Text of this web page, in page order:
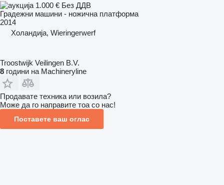
1.000 € Без ДДВ
Градежни машини - ножична платформа
2014
Холандија, Wieringerwerf
Troostwijk Veilingen B.V.
8 години на Machineryline
Продавате техника или возила?
Може да го направите тоа со нас!
Поставете ваш оглас